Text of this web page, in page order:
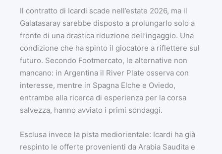
Il contratto di Icardi scade nell’estate 2026, ma il
Galatasaray sarebbe disposto a prolungarlo solo a
fronte di una drastica riduzione dell’ingaggio. Una
condizione che ha spinto il giocatore a riflettere sul
futuro. Secondo Footmercato, le alternative non
mancano: in Argentina il River Plate osserva con
interesse, mentre in Spagna Elche e Oviedo,
entrambe alla ricerca di esperienza per la corsa
salvezza, hanno avviato i primi sondaggi.
Esclusa invece la pista mediorientale: Icardi ha già
respinto le offerte provenienti da Arabia Saudita e